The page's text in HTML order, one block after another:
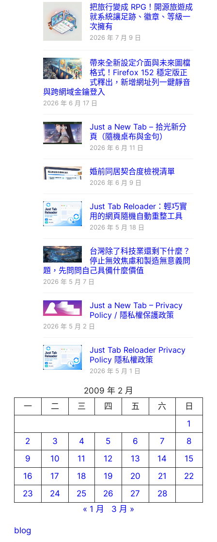
把旅行變成 RPG！開源旅遊成
就系統讓足跡、徽章、等級一
次擁有
2026 年 7 月 9 日
帶來全新設定介面與未來圖檔
格式！Firefox 152 穩定版正
式釋出，新增網址列一鍵靜音
與跨網域金鑰登入
2026 年 6 月 17 日
Just a New Tab – 拾光新分
頁（隨機桌布與金句）
2026 年 6 月 11 日
婚前同居契合度檢視清單
2026 年 6 月 9 日
Just Tab Reloader：輕巧實
用的網頁隨機自動重整工具
2026 年 5 月 18 日
台灣除了科技業還剩下什麼？
停止無效焦慮和製造無意義問
題，先問問自己具備什麼價值
2026 年 5 月 7 日
Just a New Tab – Privacy
Policy / 隱私權保護政策
2026 年 5 月 2 日
Just Tab Reloader Privacy
Policy 隱私權政策
2026 年 5 月 1 日
2009 年 2 月
一
二 三 四 五 六
日
1
2
3 4 5 6 7
8
9
10 11 12 13 14
15
16
17 18 19 20 21
22
23
24 25 26 27
28
« 1 月
3 月 »
blog